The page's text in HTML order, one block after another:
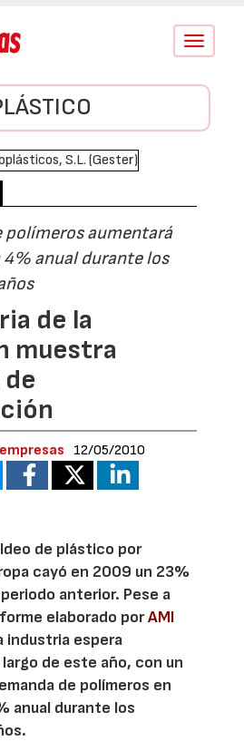
Conmutar
polímeros aumentará
4% anual durante los
de la
muestra
12/05/2010
de plástico por
cayó en 2009 un 23%
anterior. Pese a
elaborado porAMI
industria espera
de este año, con un
de polímeros en
anual durante los